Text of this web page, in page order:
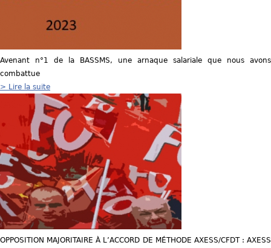
Avenant n°1 de la BASSMS, une arnaque salariale que nous avons
combattue
> Lire la suite
OPPOSITION MAJORITAIRE À L’ACCORD DE MÉTHODE AXESS/CFDT : AXESS